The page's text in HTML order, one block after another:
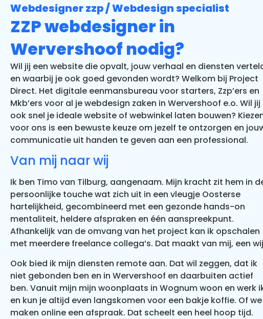
Webdesigner zzp / Webdesign specialist
ZZP webdesigner in
Wervershoof nodig?
Wil jij een website die opvalt, jouw verhaal en diensten
en waarbij je ook goed gevonden wordt? Welkom bij Project
Direct. Het digitale eenmansbureau voor starters, Zzp’ers en
Mkb’ers voor al je webdesign zaken in Wervershoof e.o. Wil jij
ook snel je ideale website of webwinkel laten bouwen?
voor ons is een bewuste keuze om jezelf te ontzorgen en
communicatie uit handen te geven aan een professional.
Van mij naar wij
Ik ben Timo van Tilburg, aangenaam. Mijn kracht zit hem in
persoonlijke touche wat zich uit in een vleugje Oosterse
hartelijkheid, gecombineerd met een gezonde hands-on
mentaliteit, heldere afspraken en één aanspreekpunt.
Afhankelijk van de omvang van het project kan ik opschalen
met meerdere freelance collega’s. Dat maakt van mij, een
Ook bied ik mijn diensten remote aan. Dat wil zeggen, dat ik
niet gebonden ben en in Wervershoof en daarbuiten actief
ben. Vanuit mijn mijn woonplaats in Wognum woon en werk
en kun je altijd even langskomen voor een bakje koffie. Of we
maken online een afspraak. Dat scheelt een heel hoop tijd.